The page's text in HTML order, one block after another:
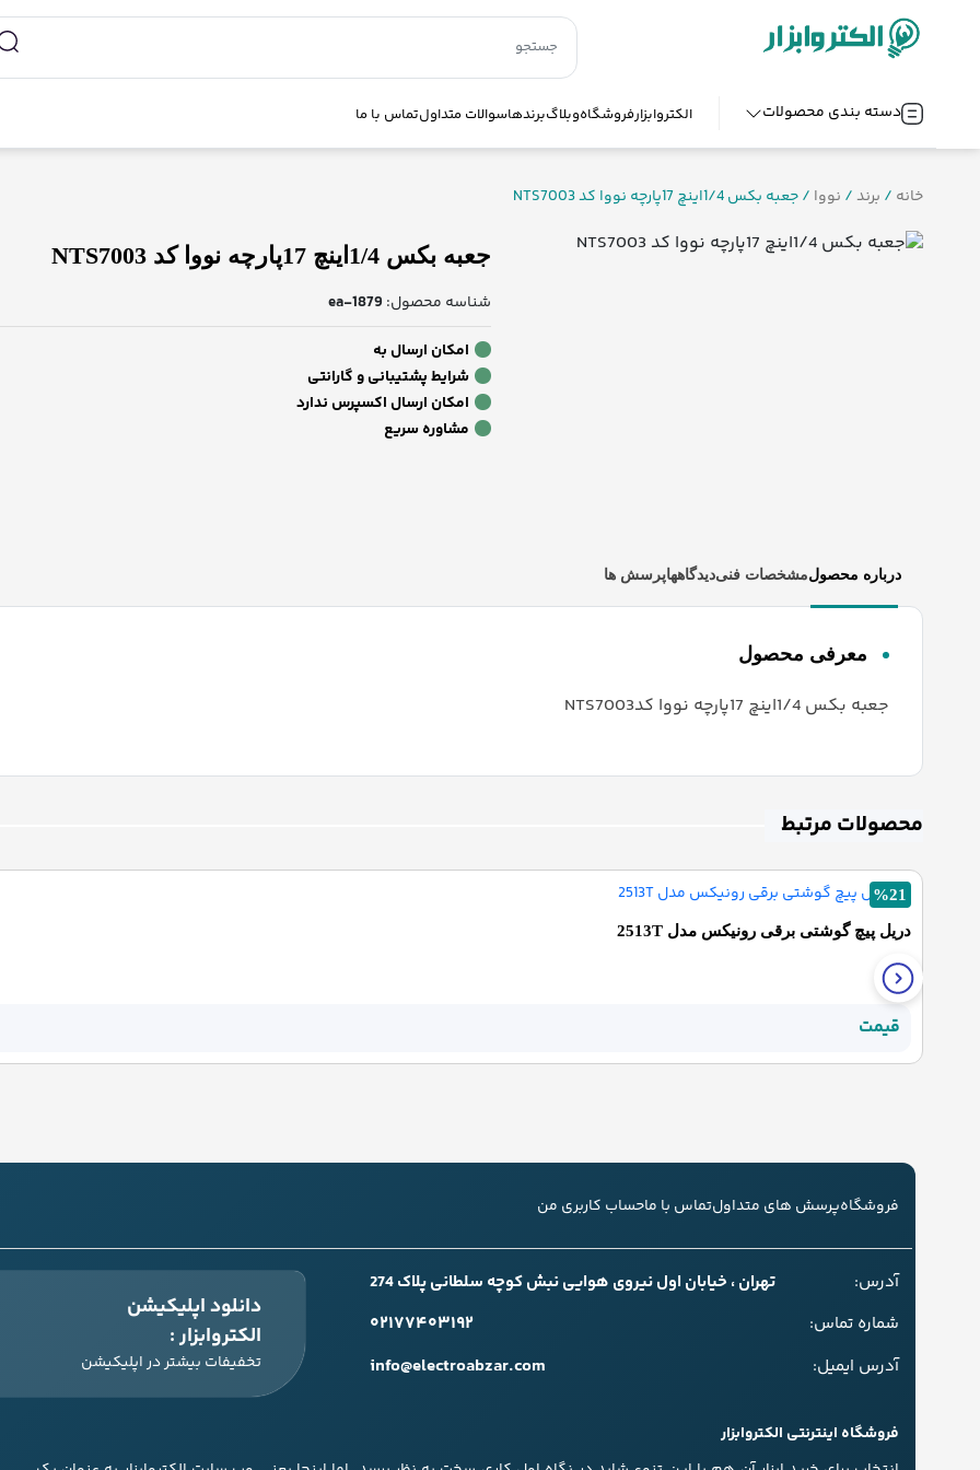
دسته بندی محصولات الکتروابزارفروشگاهوبلاگبرندهاسوالات متداولتماس با ما
خانه / برند/ نووا / جعبه بکس 1/4اینچ 17پارچه نووا کد NTS7003
جعبه بکس 1/4اینچ 17پارچه نووا کد NTS7003
شناسه محصول: ea-1879
امکان ارسال به
شرایط پشتیبانی و گارانتی
امکان ارسال اکسپرس ندارد
مشاوره سریع
درباره محصولمشخصات فنیدیدگاههاپرسش ها
معرفی محصول
جعبه بکس 1/4اینچ 17پارچه نووا کدNTS7003
محصولات مرتبط
%21
دریل پیچ گوشتی برقی رونیکس مدل 2513T
قیمت
فروشگاهپرسش های متداولتماس با ماحساب کاربری من
آدرس:
تهران ، خیابان اول نیروی هوایی نبش کوچه سلطانی پلاک 274
شماره تماس:
۰۲۱۷۷۴۰۳۱۹۲
آدرس ایمیل: info@electroabzar.com
دانلود اپلیکیشن
الکتروابزار :
تخفیفات بیشتر در اپلیکیشن
فروشگاه اینترنتی الکتروابزار